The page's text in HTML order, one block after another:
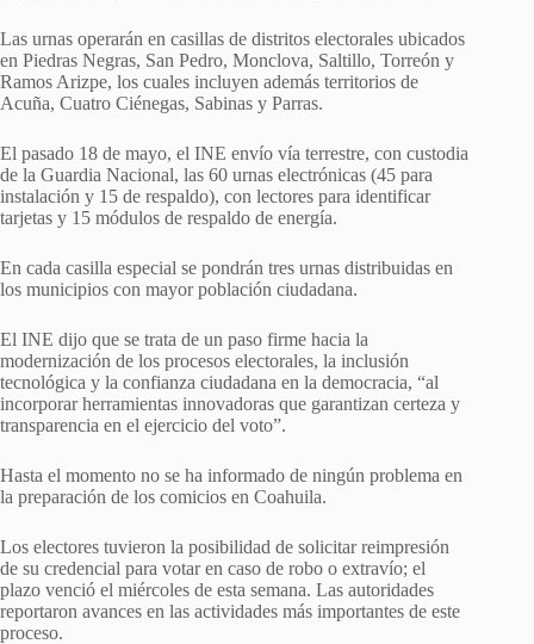
Las urnas operarán en casillas de distritos electorales ubicados
en Piedras Negras, San Pedro, Monclova, Saltillo, Torreón y
Ramos Arizpe, los cuales incluyen además territorios de
Acuña, Cuatro Ciénegas, Sabinas y Parras.
El pasado 18 de mayo, el INE envío vía terrestre, con custodia
de la Guardia Nacional, las 60 urnas electrónicas (45 para
instalación y 15 de respaldo), con lectores para identificar
tarjetas y 15 módulos de respaldo de energía.
En cada casilla especial se pondrán tres urnas distribuidas en
los municipios con mayor población ciudadana.
El INE dijo que se trata de un paso firme hacia la
modernización de los procesos electorales, la inclusión
tecnológica y la confianza ciudadana en la democracia, “al
incorporar herramientas innovadoras que garantizan certeza y
transparencia en el ejercicio del voto”.
Hasta el momento no se ha informado de ningún problema en
la preparación de los comicios en Coahuila.
Los electores tuvieron la posibilidad de solicitar reimpresión
de su credencial para votar en caso de robo o extravío; el
plazo venció el miércoles de esta semana. Las autoridades
reportaron avances en las actividades más importantes de este
proceso.